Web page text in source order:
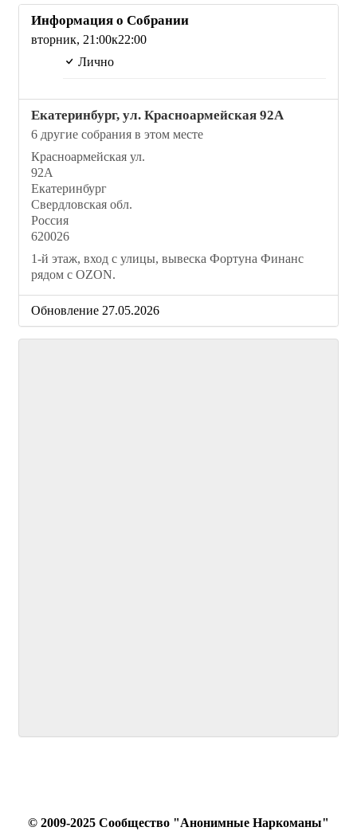
Информация о Собрании
вторник, 21:00к22:00
Лично
Екатеринбург, ул. Красноармейская 92А
6 другие собрания в этом месте
Красноармейская ул.
92А
Екатеринбург
Свердловская обл.
Россия
620026
1-й этаж, вход с улицы, вывеска Фортуна Финанс
рядом с OZON.
Обновление 27.05.2026
© 2009-2025 Сообщество "Анонимные Наркоманы"